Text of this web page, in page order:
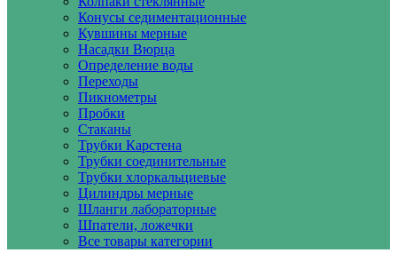
Конусы седиментационные
Кувшины мерные
Насадки Вюрца
Определение воды
Переходы
Пикнометры
Пробки
Стаканы
Трубки Карстена
Трубки соединительные
Трубки хлоркальциевые
Цилиндры мерные
Шланги лабораторные
Шпатели, ложечки
Все товары категории